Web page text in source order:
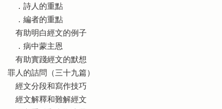
．詩人的重點
．編者的重點
有助明白經文的例子
．病中蒙主恩
有助實踐經文的默想
罪人的詰問（三十九篇）
經文分段和寫作技巧
經文解釋和難解經文